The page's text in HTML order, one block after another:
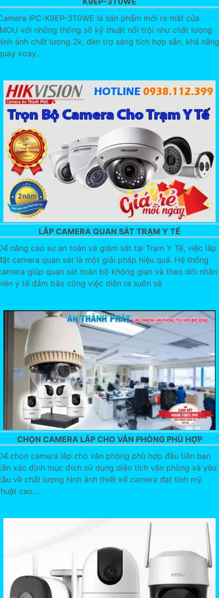
IPC-K9EP-3T0WE là sản phẩm mới ra mắt của
với những thông số kỹ thuật nổi trội như chất lượng
ảnh chất lượng 2k, đèn trợ sáng tích hợp sẵn, khả năng
xoay...
LẮP CAMERA QUAN SÁT TRẠM Y TẾ
nâng cao sự an toàn và giám sát tại Trạm Y Tế, việc lắp
camera quan sát là một giải pháp hiệu quả. Hệ thống
giúp quan sát toàn bộ không gian và theo dõi nhân
y tế đảm bảo công việc diễn ra suôn sẻ
CHỌN CAMERA LẮP CHO VĂN PHÒNG PHÙ HỢP
chọn camera lắp cho văn phòng phù hợp đầu tiên bạn
xác định mục đích sử dụng diện tích văn phòng và yêu
về chất lượng hình ảnh thiết kế camera đạt tính mỹ
cao...